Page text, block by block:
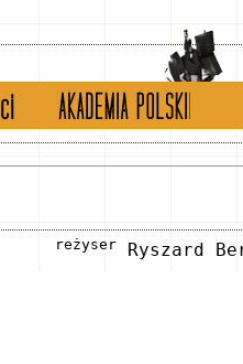
english version
reżyser Ryszard